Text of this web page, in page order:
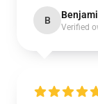
B
Verified